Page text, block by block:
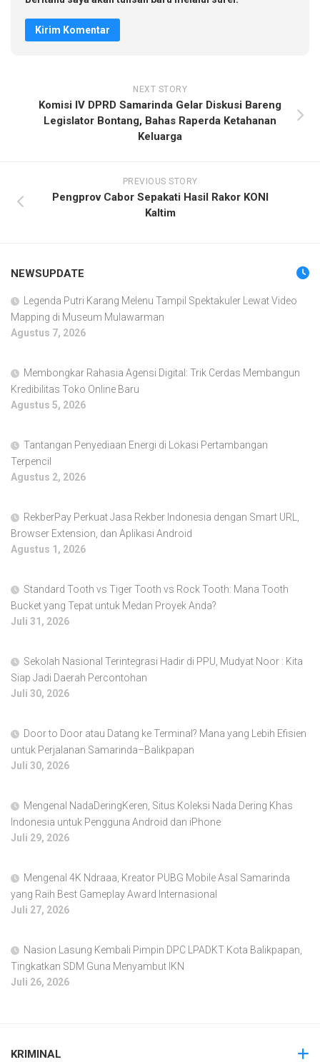
NEXT STORY
Komisi IV DPRD Samarinda Gelar Diskusi Bareng
Legislator Bontang, Bahas Raperda Ketahanan
Keluarga
PREVIOUS STORY
Pengprov Cabor Sepakati Hasil Rakor KONI
Kaltim
NEWSUPDATE
Legenda Putri Karang Melenu Tampil Spektakuler Lewat Video
Mapping di Museum Mulawarman
Agustus 7, 2026
Membongkar Rahasia Agensi Digital: Trik Cerdas Membangun
Kredibilitas Toko Online Baru
Agustus 5, 2026
Tantangan Penyediaan Energi di Lokasi Pertambangan
Terpencil
Agustus 2, 2026
RekberPay Perkuat Jasa Rekber Indonesia dengan Smart URL,
Browser Extension, dan Aplikasi Android
Agustus 1, 2026
Standard Tooth vs Tiger Tooth vs Rock Tooth: Mana Tooth
Bucket yang Tepat untuk Medan Proyek Anda?
Juli 31, 2026
Sekolah Nasional Terintegrasi Hadir di PPU, Mudyat Noor : Kita
Siap Jadi Daerah Percontohan
Juli 30, 2026
Door to Door atau Datang ke Terminal? Mana yang Lebih Efisien
untuk Perjalanan Samarinda–Balikpapan
Juli 30, 2026
Mengenal NadaDeringKeren, Situs Koleksi Nada Dering Khas
Indonesia untuk Pengguna Android dan iPhone
Juli 29, 2026
Mengenal 4K Ndraaa, Kreator PUBG Mobile Asal Samarinda
yang Raih Best Gameplay Award Internasional
Juli 27, 2026
Nasion Lasung Kembali Pimpin DPC LPADKT Kota Balikpapan,
Tingkatkan SDM Guna Menyambut IKN
Juli 26, 2026
KRIMINAL